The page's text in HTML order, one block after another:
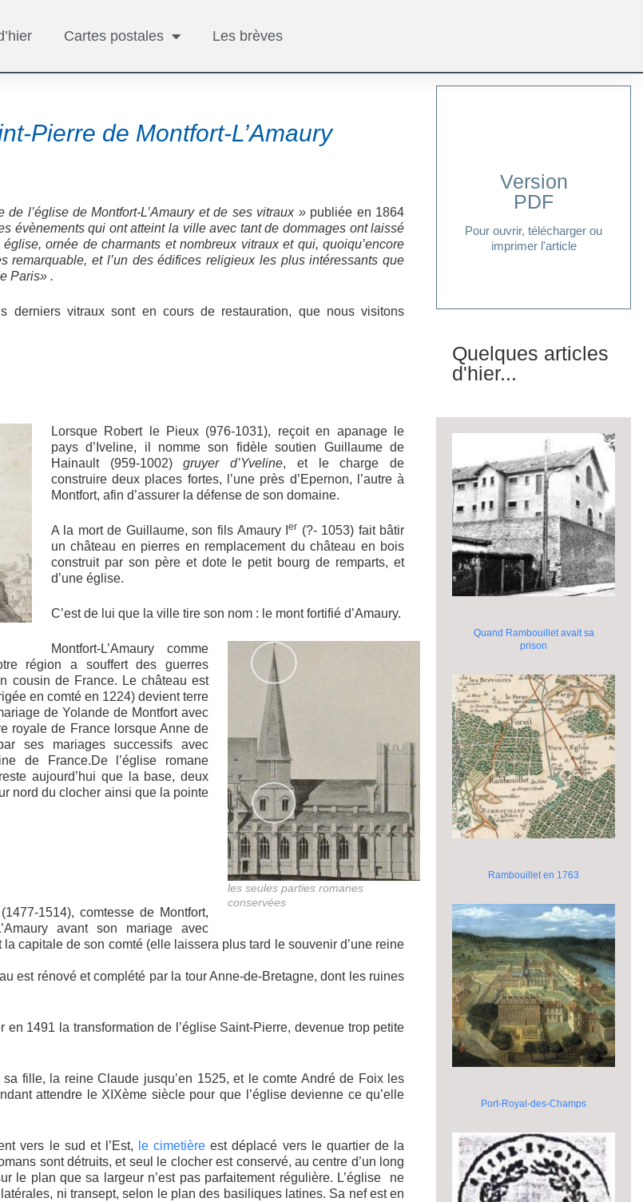
Cartes postales Les brèves
Pierre de Montfort-L’Amaury
de l’église de Montfort-L’Amaury et de ses vitraux » publiée en 1864
évènements qui ont atteint la ville avec tant de dommages ont laissé
ornée de charmants et nombreux vitraux et qui, quoiqu’encore
remarquable, et l’un des édifices religieux les plus intéressants que
Paris» .
derniers vitraux sont en cours de restauration, que nous visitons
Lorsque Robert le Pieux (976-1031), reçoit en apanage le
pays d’Iveline, il nomme son fidèle soutien Guillaume de
Hainault (959-1002)gruyer d’Yveline, et le charge de
construire deux places fortes, l’une près d’Epernon, l’autre à
Montfort, afin d’assurer la défense de son domaine.
A la mort de Guillaume, son fils Amaury Ier (?- 1053) fait bâtir
un château en pierres en remplacement du château en bois
construit par son père et dote le petit bourg de remparts, et
d’une église.
C’est de lui que la ville tire son nom : le mont fortifié d’Amaury.
les seules parties romanes
conservées
Montfort-L’Amaury comme
région a souffert des guerres
cousin de France. Le château est
en comté en 1224) devient terre
de Yolande de Montfort avec
royale de France lorsque Anne de
ses mariages successifs avec
de France.De l’église romane
aujourd’hui que la base, deux
nord du clocher ainsi que la pointe
1514), comtesse de Montfort,
avant son mariage avec
capitale de son comté (elle laissera plus tard le souvenir d’une reine
est rénové et complété par la tour Anne-de-Bretagne, dont les ruines
en 1491 la transformation de l’église Saint-Pierre, devenue trop petite
fille, la reine Claude jusqu’en 1525, et le comte André de Foix les
attendre le XIXème siècle pour que l’église devienne ce qu’elle
vers le sud et l’Est, le cimetière est déplacé vers le quartier de la
sont détruits, et seul le clocher est conservé, au centre d’un long
le plan que sa largeur n’est pas parfaitement régulière. L’église ne
ni transept, selon le plan des basiliques latines. Sa nef est en
Version
PDF
Pour ouvrir, télécharger ou
imprimer l'article
Cliquer ici
Quelques articles
d'hier...
Quand Rambouillet avait sa
prison
Rambouillet en 1763
Port-Royal-des-Champs